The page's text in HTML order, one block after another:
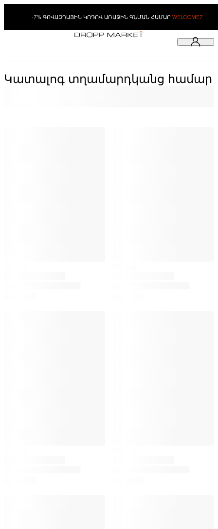
-7% ԳՈՎԱԶԴԱՅԻՆ ԿՈԴՈՎ ԱՌԱՋԻՆ ԳՆՄԱՆ ՀԱՄԱՐ WELCOME7
Կատալոգ տղամարդկանց համար